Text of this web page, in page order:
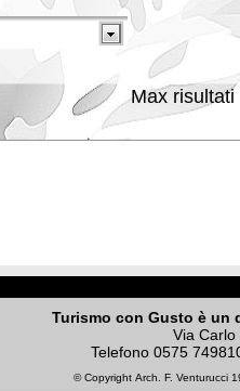
Max risultati
Turismo con Gusto è un
Via
Telefono 0575
© Copyright Arch. F. Venturucci